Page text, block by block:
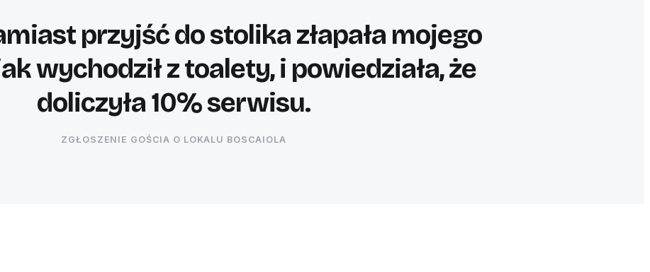
przyjść do stolika złapała mojego
wychodził z toalety, i powiedziała, że
doliczyła 10% serwisu.
ZGŁOSZENIE GOŚCIA O LOKALU BOSCAIOLA